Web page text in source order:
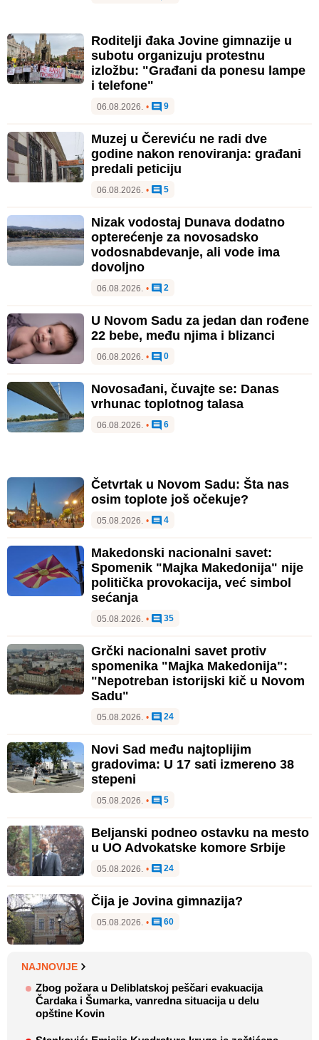
Roditelji đaka Jovine gimnazije u
subotu organizuju protestnu
izložbu: "Građani da ponesu lampe
i telefone"
06.08.2026. • 9
Muzej u Čereviću ne radi dve
godine nakon renoviranja: građani
predali peticiju
06.08.2026. • 5
Nizak vodostaj Dunava dodatno
opterećenje za novosadsko
vodosnabdevanje, ali vode ima
dovoljno
06.08.2026. • 2
U Novom Sadu za jedan dan rođene
22 bebe, među njima i blizanci
06.08.2026. • 0
Novosađani, čuvajte se: Danas
vrhunac toplotnog talasa
06.08.2026. • 6
Četvrtak u Novom Sadu: Šta nas
osim toplote još očekuje?
05.08.2026. • 4
Makedonski nacionalni savet:
Spomenik "Majka Makedonija" nije
politička provokacija, već simbol
sećanja
05.08.2026. • 35
Grčki nacionalni savet protiv
spomenika "Majka Makedonija":
"Nepotreban istorijski kič u Novom
Sadu"
05.08.2026. • 24
Novi Sad među najtoplijim
gradovima: U 17 sati izmereno 38
stepeni
05.08.2026. • 5
Beljanski podneo ostavku na mesto
u UO Advokatske komore Srbije
05.08.2026. • 24
Čija je Jovina gimnazija?
05.08.2026. • 60
NAJNOVIJE
Zbog požara u Deliblatskoj peščari evakuacija
Čardaka i Šumarka, vanredna situacija u delu
opštine Kovin